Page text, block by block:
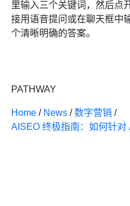
PATHWAY
Home / News / 数字营销/
AISEO 终极指南：如何针对
里输入三个关键词，然后点
接用语音提问或在聊天框中
个清晰明确的答案。